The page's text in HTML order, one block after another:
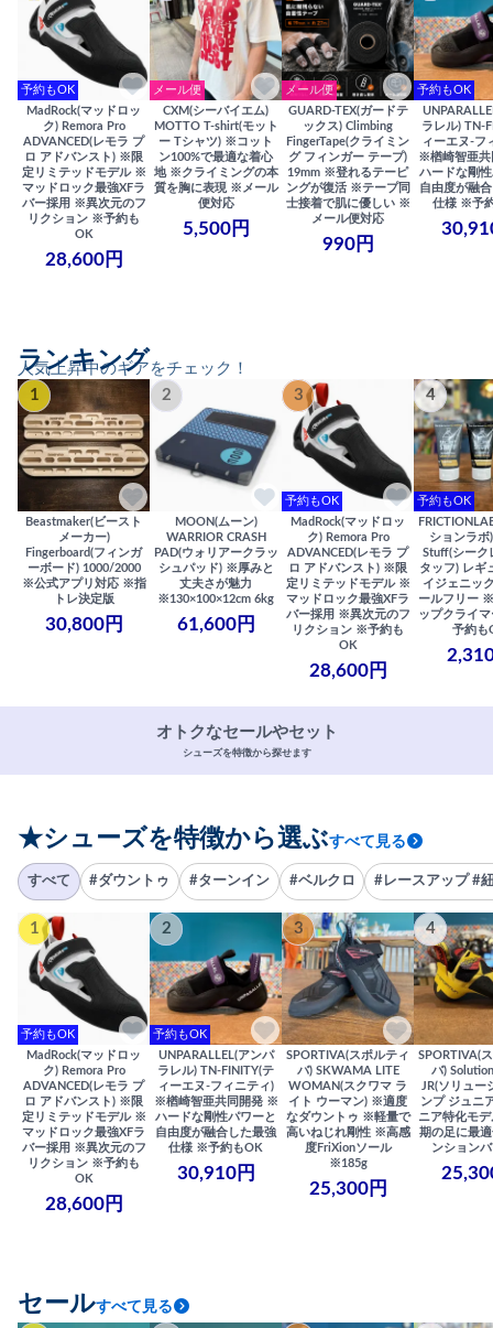
予約もOK
MadRock(マッドロッ
ク) Remora Pro
ADVANCED(レモラ プ
ロ アドバンスト) ※限
定リミテッドモデル ※
マッドロック最強XFラ
バー採用 ※異次元のフ
リクション ※予約も
OK
28,600円
メール便
CXM(シーバイエム)
MOTTO T-shirt(モット
ー Tシャツ) ※コット
ン100%で最適な着心
地 ※クライミングの本
質を胸に表現 ※メール
便対応
5,500円
メール便
GUARD-TEX(ガードテ
ックス) Climbing
FingerTape(クライミン
グ フィンガー テープ)
19mm ※登れるテーピ
ングが復活 ※テープ同
士接着で肌に優しい ※
メール便対応
990円
予約もOK
ラレル) TN-
ィーエヌ-フ
※楢崎智亜
ハードな剛
自由度が融
仕様 ※予
人気上昇中のギアをチェック！
ランキング
1
Beastmaker(ビースト
メーカー)
Fingerboard(フィンガ
ーボード) 1000/2000
※公式アプリ対応 ※指
トレ決定版
30,800円
2
MOON(ムーン)
WARRIOR CRASH
PAD(ウォリアークラッ
シュパッド) ※厚みと
丈夫さが魅力
※130×100×12cm 6kg
61,600円
3
予約もOK
MadRock(マッドロッ
ク) Remora Pro
ADVANCED(レモラ プ
ロ アドバンスト) ※限
定リミテッドモデル ※
マッドロック最強XFラ
バー採用 ※異次元のフ
リクション ※予約も
OK
28,600円
4
予約もOK
ションラボ
Stuff(シーク
タッフ) レギ
イジェニッ
ールフリー
ップクライ
予約も
オトクなセールやセット
シューズを特徴から探せます
★シューズを特徴から選ぶすべて見る
すべて #ダウントゥ #ターンイン #ベルクロ #レースアップ #
1
予約もOK
MadRock(マッドロッ
ク) Remora Pro
ADVANCED(レモラ プ
ロ アドバンスト) ※限
定リミテッドモデル ※
マッドロック最強XFラ
バー採用 ※異次元のフ
リクション ※予約も
OK
28,600円
2
予約もOK
UNPARALLEL(アンパ
ラレル) TN-FINITY(テ
ィーエヌ-フィニティ)
※楢崎智亜共同開発 ※
ハードな剛性パワーと
自由度が融合した最強
仕様 ※予約もOK
30,910円
3
SPORTIVA(スポルティ
バ) SKWAMA LITE
WOMAN(スクワマ ラ
イト ウーマン) ※適度
なダウントゥ ※軽量で
高いねじれ剛性 ※高感
度FriXionソール
※185g
25,300円
4
SPORTIVA(
バ)
JR(ソリュー
ンプ ジュニ
ニア特化モ
期の足に最
ンション
セールすべて見る